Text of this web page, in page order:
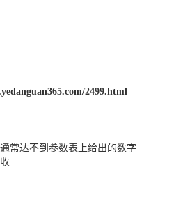
2499.html
常达不到参数表上给出的数字